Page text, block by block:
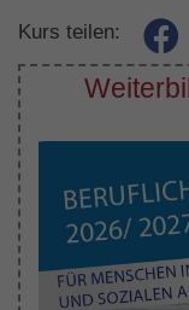
Kurs teilen: